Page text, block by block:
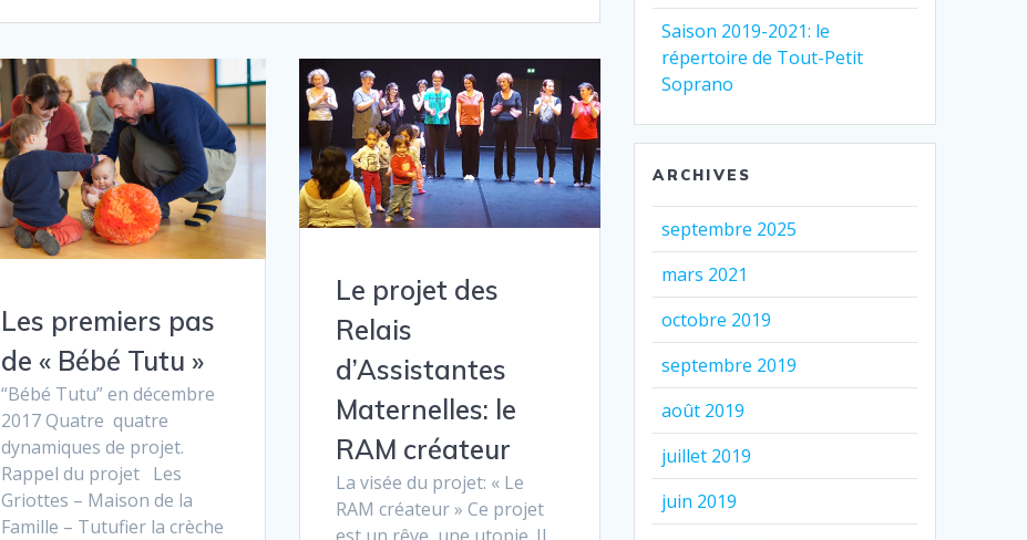
Les premiers pas
de « Bébé Tutu »
“Bébé Tutu” en décembre
2017 Quatre quatre
dynamiques de projet.
Rappel du projet Les
Griottes – Maison de la
Famille – Tutufier la crèche
Le projet des
Relais
d’Assistantes
Maternelles: le
RAM créateur
La visée du projet: « Le
RAM créateur » Ce projet
Saison 2019-2021: le
répertoire de Tout-Petit
Soprano
ARCHIVES
septembre 2025
mars 2021
octobre 2019
septembre 2019
août 2019
juillet 2019
juin 2019